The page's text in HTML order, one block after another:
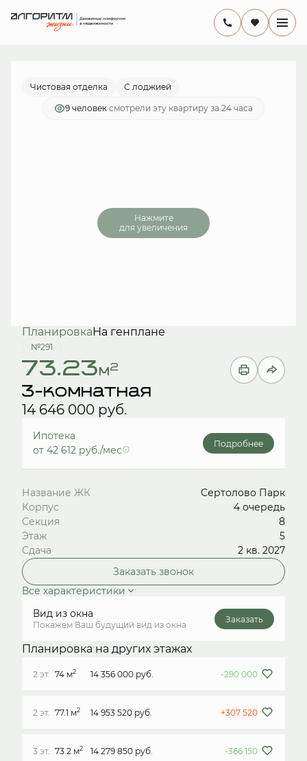
комнатная
14 646 000 руб.
от 42 612 руб./мес.
Чистовая отделка С лоджией
9 человек смотрели эту квартиру за 24 часа
Нажмите
для увеличения
ПланировкаНа генплане
№291
73.23м2
3-комнатная
14 646 000 руб.
Ипотека
от 42 612 руб./мес
Подробнее
Название ЖК
Сертолово Парк
Корпус
4 очередь
Секция
8
Этаж
5
Сдача
2 кв. 2027
Заказать звонок
Все характеристики
Вид из окна
Покажем Ваш будущий вид из окна
Заказать
Планировка на других этажах
2 эт. 74 м2 14 356 000 руб. -290 000
2 эт. 77.1 м2 14 953 520 руб. +307 520
3 эт. 73.2 м2 14 279 850 руб. -366 150